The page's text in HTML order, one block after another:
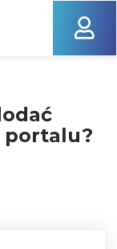
portalu?